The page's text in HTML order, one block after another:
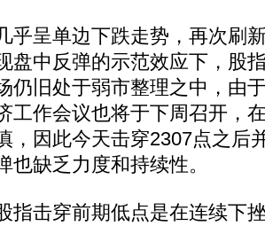
呈单边下跌走势，再次刷
盘中反弹的示范效应下，股
仍旧处于弱市整理之中，由
工作会议也将于下周召开，
，因此今天击穿2307点之后
也缺乏力度和持续性。
击穿前期低点是在连续下